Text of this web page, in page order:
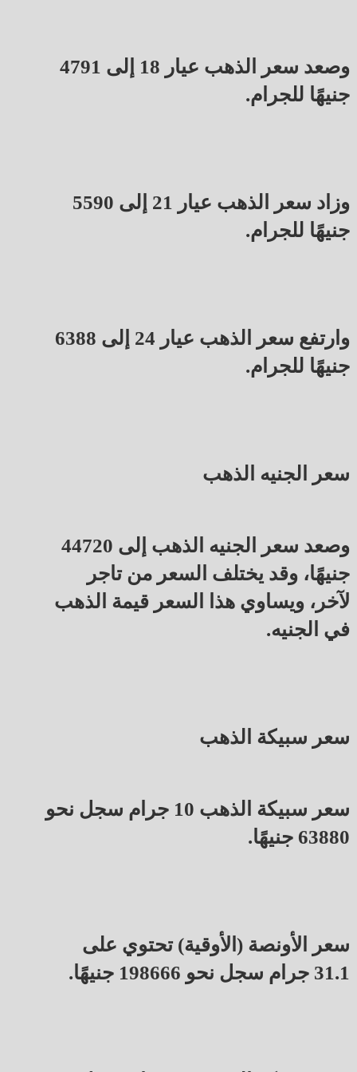
وصعد سعر الذهب عيار 18 إلى 4791
جنيهًا للجرام.
وزاد سعر الذهب عيار 21 إلى 5590
جنيهًا للجرام.
وارتفع سعر الذهب عيار 24 إلى 6388
جنيهًا للجرام.
سعر الجنيه الذهب
وصعد سعر الجنيه الذهب إلى 44720
جنيهًا، وقد يختلف السعر من تاجر
لآخر، ويساوي هذا السعر قيمة الذهب
في الجنيه.
سعر سبيكة الذهب
سعر سبيكة الذهب 10 جرام سجل نحو
63880 جنيهًا.
سعر الأونصة (الأوقية) تحتوي على
31.1 جرام سجل نحو 198666 جنيهًا.